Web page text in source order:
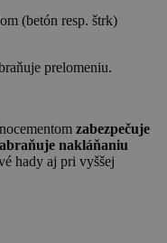
(betón resp. štrk)
prelomeniu.
zabezpečuje
nakláňaniu
hady aj pri vyššej